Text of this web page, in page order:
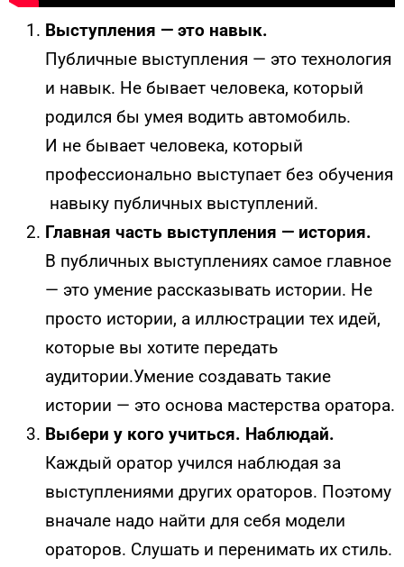
Выступления — это навык.
Публичные выступления — это технология
и навык. Не бывает человека, который
родился бы умея водить автомобиль.
И не бывает человека, который
профессионально выступает без обучения
навыку публичных выступлений.
Главная часть выступления — история.
В публичных выступлениях самое главное
— это умение рассказывать истории. Не
просто истории, а иллюстрации тех идей,
которые вы хотите передать
аудитории.Умение создавать такие
истории — это основа мастерства оратора.
Выбери у кого учиться. Наблюдай.
Каждый оратор учился наблюдая за
выступлениями других ораторов. Поэтому
вначале надо найти для себя модели
ораторов. Слушать и перенимать их стиль.